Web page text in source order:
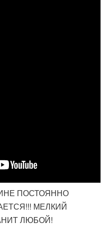
ПОСТОЯННО
МЕЛКИЙ
ЛЮБОЙ!